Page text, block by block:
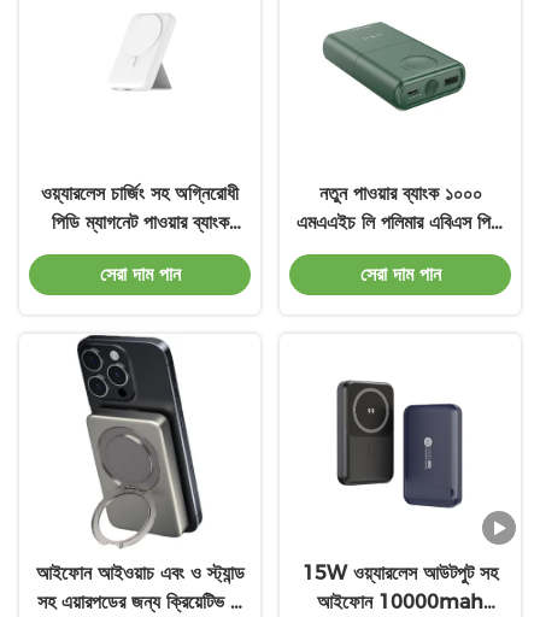
ওয়্যারলেস চার্জিং সহ অগ্নিরোধী
পিডি ম্যাগনেট পাওয়ার ব্যাংক
10000mah কারখানার দাম।
সেরা দাম পান
নতুন পাওয়ার ব্যাংক ১০০০
এমএএইচ লি পলিমার এবিএস পিসি
৩ ইন ১ ভাল মানের পাওয়ার ব্যাংক
কারখানার সরাসরি
সেরা দাম পান
আইফোন আইওয়াচ এবং ও স্ট্যান্ড
সহ এয়ারপডের জন্য ক্রিয়েটিভ 3
15W ওয়্যারলেস আউটপুট সহ
আইফোন 10000mah